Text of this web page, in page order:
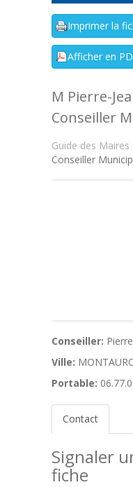
M Pierre-
Conseiller
Guide des Maires
Conseiller
Conseiller:
Ville:
Portable:
Contact
Signaler
fiche